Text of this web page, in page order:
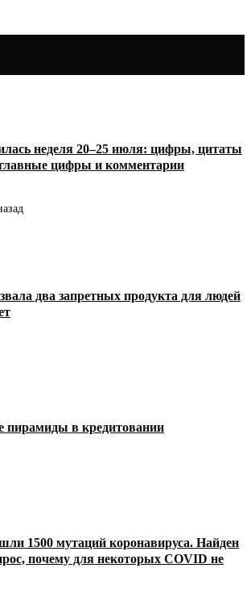
неделя 20–25 июля: цифры, цитаты
цифры и комментарии
два запретных продукта для людей
пирамиды в кредитовании
1500 мутаций коронавируса. Найден
почему для некоторых COVID не